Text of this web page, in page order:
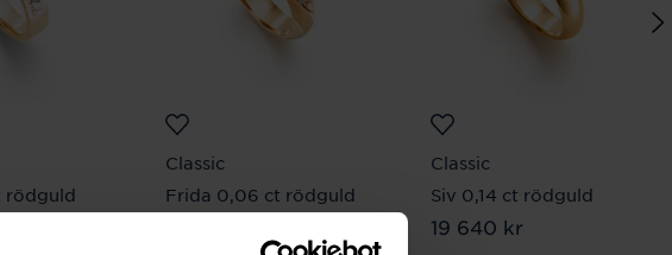
rödguld
Classic
Frida 0,06 ct rödguld
Classic
Siv 0,14 ct rödguld
Pris:19 640 kr
19 640 kr